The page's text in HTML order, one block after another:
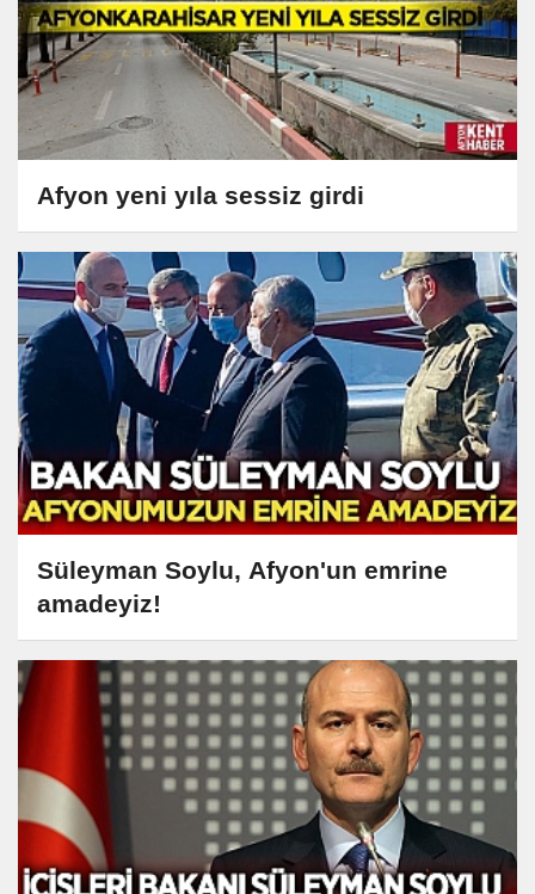
Afyon yeni yıla sessiz girdi
Süleyman Soylu, Afyon'un emrine
amadeyiz!